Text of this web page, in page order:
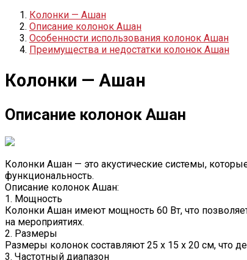
Колонки — Ашан
Описание колонок Ашан
Особенности использования колонок Ашан
Преимущества и недостатки колонок Ашан
Колонки — Ашан
Описание колонок Ашан
Колонки Ашан — это акустические системы,
функциональность.
Описание колонок Ашан:
1. Мощность
Колонки Ашан имеют мощность 60 Вт, что
на мероприятиях.
2. Размеры
Размеры колонок составляют 25 х 15 х 20 см, что
3. Частотный диапазон